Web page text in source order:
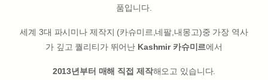
품입니다.
세계 3대 파시미나 제작지 (카슈미르,네팔,내몽고)중 가장 역사
가 깊고 퀄리티가 뛰어난 Kashmir 카슈미르에서
2013년부터 매해 직접 제작해오고 있습니다.